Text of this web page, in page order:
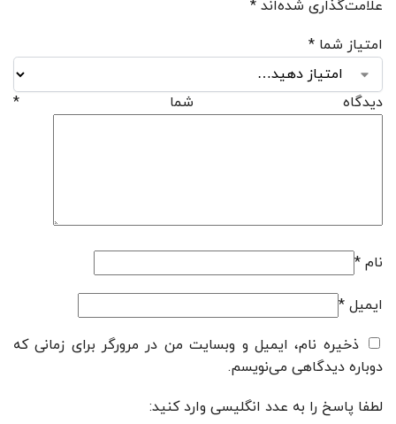
علامت‌گذاری شده‌اند *
امتیاز شما *
دیدگاه شما *
نام *
ایمیل *
ذخیره نام، ایمیل و وبسایت من در مرورگر برای زمانی که
دوباره دیدگاهی می‌نویسم.
لطفا پاسخ را به عدد انگلیسی وارد کنید: